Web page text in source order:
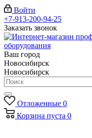
Войти
+7-913-200-94-25
Заказать звонок
Ваш город
Новосибирск
Новосибирск
Отложенные 0
Корзина пуста 0